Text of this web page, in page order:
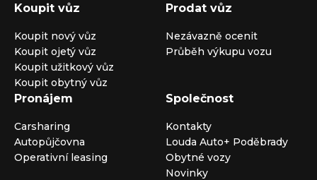
Koupit vůz
Koupit nový vůz
Koupit ojetý vůz
Koupit užitkový vůz
Koupit obytný vůz
Prodat vůz
Nezávazně ocenit
Průběh výkupu vozu
Pronájem
Carsharing
Autopůjčovna
Operativní leasing
Společnost
Kontakty
Louda Auto+ Poděbrady
Obytné vozy
Novinky